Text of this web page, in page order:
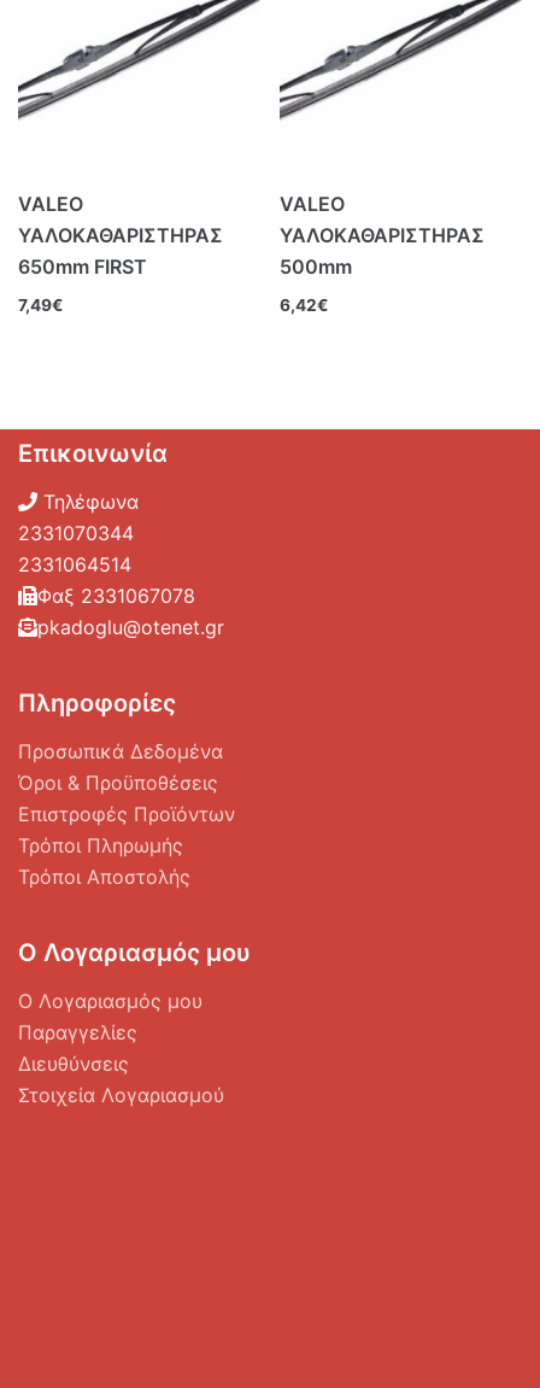
VALEO
ΥΑΛΟΚΑΘΑΡΙΣΤΗΡΑΣ
650mm FIRST
7,49€
VALEO
ΥΑΛΟΚΑΘΑΡΙΣΤΗΡΑΣ
500mm
6,42€
Επικοινωνία
Τηλέφωνα
2331070344
2331064514
Φαξ 2331067078
pkadoglu@otenet.gr
Πληροφορίες
Προσωπικά Δεδομένα
Όροι & Προϋποθέσεις
Επιστροφές Προϊόντων
Τρόποι Πληρωμής
Τρόποι Αποστολής
Ο Λογαριασμός μου
Ο Λογαριασμός μου
Παραγγελίες
Διευθύνσεις
Στοιχεία Λογαριασμού